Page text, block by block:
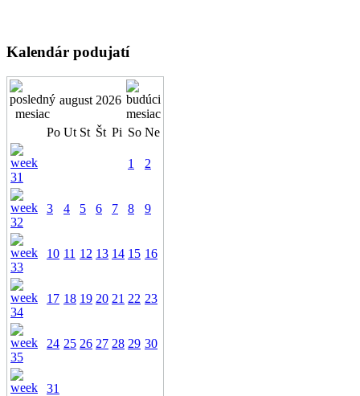
Kalendár podujatí
august 2026
Po Ut St Št Pi So Ne
1 2
3 4 5 6 7 8 9
10 11 12 13 14 15 16
17 18 19 20 21 22 23
24 25 26 27 28 29 30
31